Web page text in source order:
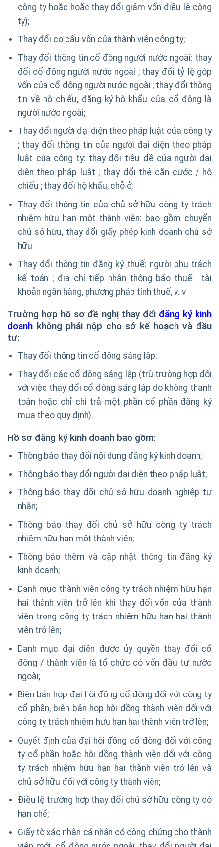
công ty hoặc hoặc thay đổi giảm vốn điều lệ công
ty);
Thay đổi cơ cấu vốn của thành viên công ty;
Thay đổi thông tin cổ đông người nước ngoài: thay
đổi cổ đông người nước ngoài ; thay đổi tỷ lệ góp
vốn của cổ đông người nước ngoài ; thay đổi thông
tin về hộ chiếu, đăng ký hộ khẩu của cổ đông là
người nước ngoài;
Thay đổi người đại diện theo pháp luật của công ty
; thay đổi thông tin của người đại diện theo pháp
luật của công ty: thay đổi tiêu đề của người đại
diện theo pháp luật ; thay đổi thẻ căn cước / hộ
chiếu ; thay đổi hộ khẩu, chỗ ở;
Thay đổi thông tin của chủ sở hữu công ty trách
nhiệm hữu hạn một thành viên: bao gồm chuyển
chủ sở hữu, thay đổi giấy phép kinh doanh chủ sở
hữu
Thay đổi thông tin đăng ký thuế: người phụ trách
kế toán ; địa chỉ tiếp nhận thông báo thuế ; tài
khoản ngân hàng, phương pháp tính thuế, v. v
Trường hợp hồ sơ đề nghị thay đổi đăng ký kinh
doanh không phải nộp cho sở kế hoạch và đầu
tư:
Thay đổi thông tin cổ đông sáng lập;
Thay đổi các cổ đông sáng lập (trừ trường hợp đối
với việc thay đổi cổ đông sáng lập do không thanh
toán hoặc chỉ chi trả một phần cổ phần đăng ký
mua theo quy định).
Hồ sơ đăng ký kinh doanh bao gồm:
Thông báo thay đổi nội dung đăng ký kinh doanh;
Thông báo thay đổi người đại diện theo pháp luật;
Thông báo thay đổi chủ sở hữu doanh nghiệp tư
nhân;
Thông báo thay đổi chủ sở hữu công ty trách
nhiệm hữu hạn một thành viên;
Thông báo thêm và cập nhật thông tin đăng ký
kinh doanh;
Danh mục thành viên công ty trách nhiệm hữu hạn
hai thành viên trở lên khi thay đổi vốn của thành
viên trong công ty trách nhiệm hữu hạn hai thành
viên trở lên;
Danh mục đại diện được ủy quyền thay đổi cổ
đông / thành viên là tổ chức có vốn đầu tư nước
ngoài;
Biên bản họp đại hội đồng cổ đông đối với công ty
cổ phần, biên bản họp hội đồng thành viên đối với
công ty trách nhiệm hữu hạn hai thành viên trở lên;
Quyết định của đại hội đồng cổ đông đối với công
ty cổ phần hoặc hội đồng thành viên đối với công
ty trách nhiệm hữu hạn hai thành viên trở lên và
chủ sở hữu đối với công ty thành viên;
Điều lệ trường hợp thay đổi chủ sở hữu công ty có
hạn chế;
Giấy tờ xác nhận cá nhân có công chứng cho thành